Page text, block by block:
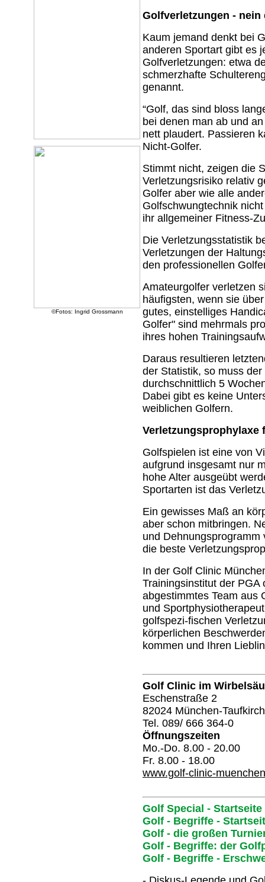
©Fotos: Ingrid Grossmann
Golfverletzungen - nein
Kaum jemand denkt bei
anderen Sportart gibt es
Golfverletzungen: etwa
schmerzhafte
genannt.
“Golf, das sind bloss
bei denen man ab und
nett plaudert. Passieren
Nicht-Golfer.
Stimmt nicht, zeigen die
Verletzungsrisiko relativ
Golfer aber wie alle
Golfschwungtechnik
ihr allgemeiner Fitness-
Die Verletzungsstatistik
Verletzungen der
den professionellen
Amateurgolfer verletzen
häufigsten, wenn sie
gutes, einstelliges
Golfer" sind mehrmals
ihres hohen
Daraus resultieren
der Statistik, so muss
durchschnittlich 5
Dabei gibt es keine
weiblichen Golfern.
Verletzungsprophylaxe
Golfspielen ist eine von
aufgrund insgesamt nur
hohe Alter ausgeübt
Sportarten ist das
Ein gewisses Maß an
aber schon mitbringen.
und
die beste
In der Golf Clinic
Trainingsinstitut der PGA
abgestimmtes Team aus
und
golfspezi-fischen
körperlichen
kommen und Ihren
Golf Clinic im
Eschenstraße 2
82024 München-
Tel. 089/ 666 364-0
Öffnungszeiten
Mo.-Do. 8.00 - 20.00
Fr. 8.00 - 18.00
www.golf-clinic-
Golf Special - Startseite
Golf - Begriffe -
Golf - die großen
Golf - Begriffe: der
Golf - Begriffe -